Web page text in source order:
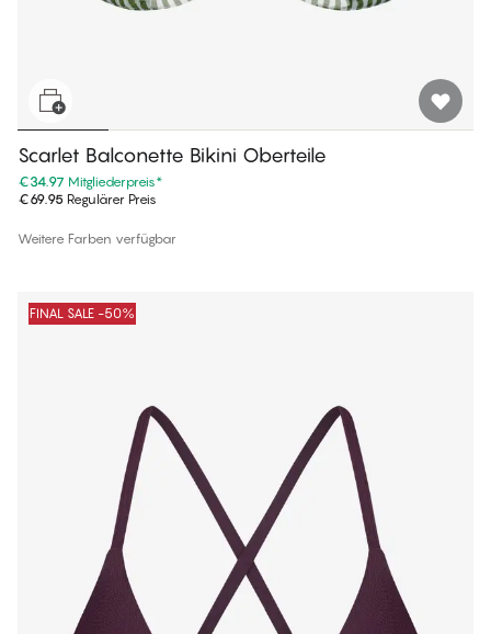
Scarlet Balconette Bikini Oberteile
€34.97 Mitgliederpreis*
€69.95 Regulärer Preis
Weitere Farben verfügbar
FINAL SALE -50%